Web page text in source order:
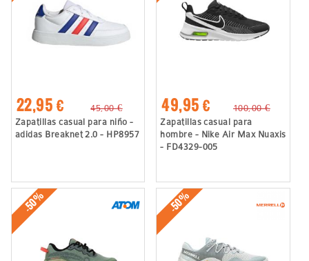
22,95 €
45,00 €
Zapatillas casual para niño -
adidas Breaknet 2.0 - HP8957
49,95 €
100,00 €
Zapatillas casual para
hombre - Nike Air Max Nuaxis
- FD4329-005
-50% -50%